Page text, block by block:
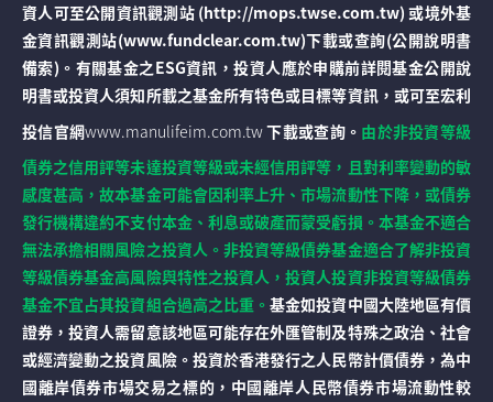
資人可至公開資訊觀測站 (http://mops.twse.com.tw) 或境外基
金資訊觀測站(www.fundclear.com.tw)下載或查詢(公開說明書
備索)。有關基金之ESG資訊，投資人應於申購前詳閱基金公開說
明書或投資人須知所載之基金所有特色或目標等資訊，或可至宏利
投信官網www.manulifeim.com.tw下載或查詢。 由於非投資等級
債券之信用評等未達投資等級或未經信用評等，且對利率變動的敏
感度甚高，故本基金可能會因利率上升、市場流動性下降，或債券
發行機構違約不支付本金、利息或破產而蒙受虧損。本基金不適合
無法承擔相關風險之投資人。非投資等級債券基金適合了解非投資
等級債券基金高風險與特性之投資人，投資人投資非投資等級債券
基金不宜占其投資組合過高之比重。基金如投資中國大陸地區有價
證券，投資人需留意該地區可能存在外匯管制及特殊之政治、社會
或經濟變動之投資風險。投資於香港發行之人民幣計價債券，為中
國離岸債券市場交易之標的，中國離岸人民幣債券市場流動性較